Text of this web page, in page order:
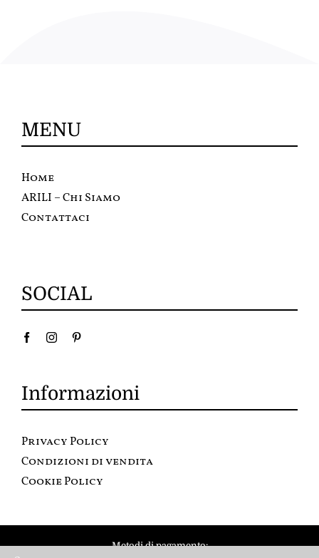
MENU
Home
ARILI – Chi Siamo
Contattaci
SOCIAL
Informazioni
Privacy Policy
Condizioni di vendita
Cookie Policy
Metodi di pagamento: